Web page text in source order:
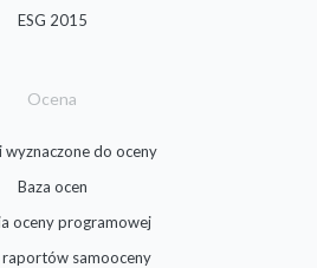
ESG 2015
Ocena
wyznaczone do oceny
Baza ocen
oceny programowej
samooceny